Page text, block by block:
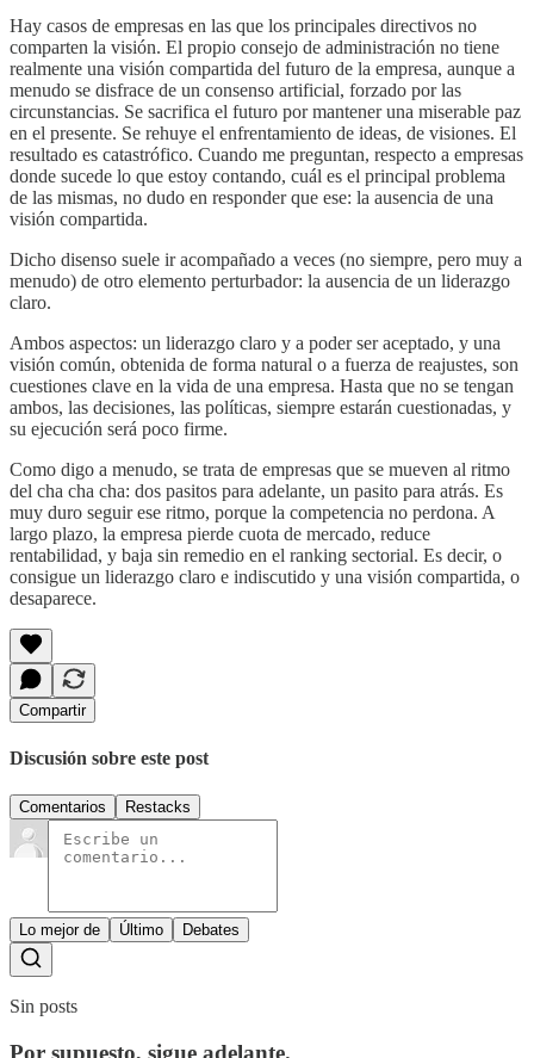
Hay casos de empresas en las que los principales directivos no
comparten la visión. El propio consejo de administración no tiene
realmente una visión compartida del futuro de la empresa, aunque a
menudo se disfrace de un consenso artificial, forzado por las
circunstancias. Se sacrifica el futuro por mantener una miserable paz
en el presente. Se rehuye el enfrentamiento de ideas, de visiones. El
resultado es catastrófico. Cuando me preguntan, respecto a empresas
donde sucede lo que estoy contando, cuál es el principal problema
de las mismas, no dudo en responder que ese: la ausencia de una
visión compartida.
Dicho disenso suele ir acompañado a veces (no siempre, pero muy a
menudo) de otro elemento perturbador: la ausencia de un liderazgo
claro.
Ambos aspectos: un liderazgo claro y a poder ser aceptado, y una
visión común, obtenida de forma natural o a fuerza de reajustes, son
cuestiones clave en la vida de una empresa. Hasta que no se tengan
ambos, las decisiones, las políticas, siempre estarán cuestionadas, y
su ejecución será poco firme.
Como digo a menudo, se trata de empresas que se mueven al ritmo
del cha cha cha: dos pasitos para adelante, un pasito para atrás. Es
muy duro seguir ese ritmo, porque la competencia no perdona. A
largo plazo, la empresa pierde cuota de mercado, reduce
rentabilidad, y baja sin remedio en el ranking sectorial. Es decir, o
consigue un liderazgo claro e indiscutido y una visión compartida, o
desaparece.
Compartir
Discusión sobre este post
Comentarios Restacks
Lo mejor de Último Debates
Sin posts
Por supuesto, sigue adelante.